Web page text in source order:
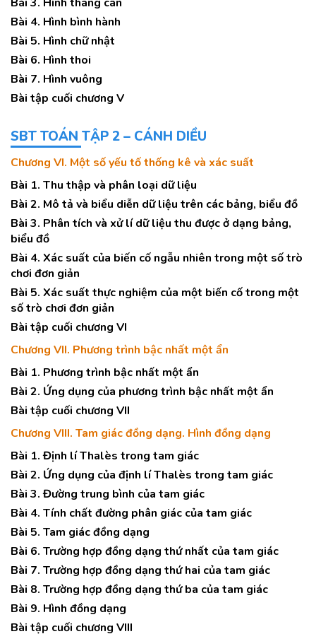
Bài 4. Hình bình hành
Bài 5. Hình chữ nhật
Bài 6. Hình thoi
Bài 7. Hình vuông
Bài tập cuối chương V
SBT TOÁN TẬP 2 – CÁNH DIỀU
Chương VI. Một số yếu tố thống kê và xác suất
Bài 1. Thu thập và phân loại dữ liệu
Bài 2. Mô tả và biểu diễn dữ liệu trên các bảng, biểu đồ
Bài 3. Phân tích và xử lí dữ liệu thu được ở dạng bảng,
biểu đồ
Bài 4. Xác suất của biến cố ngẫu nhiên trong một số trò
chơi đơn giản
Bài 5. Xác suất thực nghiệm của một biến cố trong một
số trò chơi đơn giản
Bài tập cuối chương VI
Chương VII. Phương trình bậc nhất một ẩn
Bài 1. Phương trình bậc nhất một ẩn
Bài 2. Ứng dụng của phương trình bậc nhất một ẩn
Bài tập cuối chương VII
Chương VIII. Tam giác đồng dạng. Hình đồng dạng
Bài 1. Định lí Thalès trong tam giác
Bài 2. Ứng dụng của định lí Thalès trong tam giác
Bài 3. Đường trung bình của tam giác
Bài 4. Tính chất đường phân giác của tam giác
Bài 5. Tam giác đồng dạng
Bài 6. Trường hợp đồng dạng thứ nhất của tam giác
Bài 7. Trường hợp đồng dạng thứ hai của tam giác
Bài 8. Trường hợp đồng dạng thứ ba của tam giác
Bài 9. Hình đồng dạng
Bài tập cuối chương VIII